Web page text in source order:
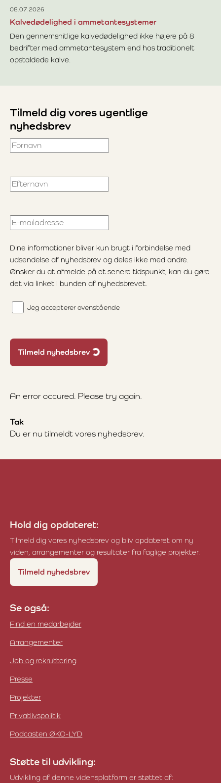
08.07.2026
Kalvedødelighed i ammetantesystemer
Den gennemsnitlige kalvedødelighed ikke højere på 8
bedrifter med ammetantesystem end hos traditionelt
opstaldede kalve.
Tilmeld dig vores ugentlige
nyhedsbrev
Fornavn
Efternavn
E-mailadresse
Dine informationer bliver kun brugt i forbindelse med
udsendelse af nyhedsbrev og deles ikke med andre.
Ønsker du at afmelde på et senere tidspunkt, kan du gøre
det via linket i bunden af nyhedsbrevet.
Jeg accepterer ovenstående
Tilmeld nyhedsbrev Loading...
An error occured. Please try again.
Tak
Du er nu tilmeldt vores nyhedsbrev.
Hold dig opdateret:
Tilmeld dig vores nyhedsbrev og bliv opdateret om ny
viden, arrangementer og resultater fra faglige projekter.
Tilmeld nyhedsbrev
Se også:
Find en medarbejder
Arrangementer
Job og rekruttering
Presse
Projekter
Privatlivspolitik
Podcasten ØKO-LYD
Støtte til udvikling:
Udvikling af denne vidensplatform er støttet af: